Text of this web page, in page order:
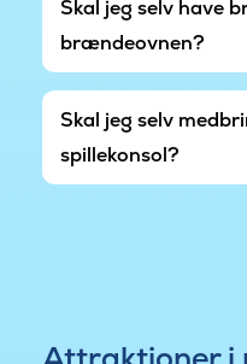
Skal jeg selv have
brændeovnen?
Skal jeg selv
spillekonsol?